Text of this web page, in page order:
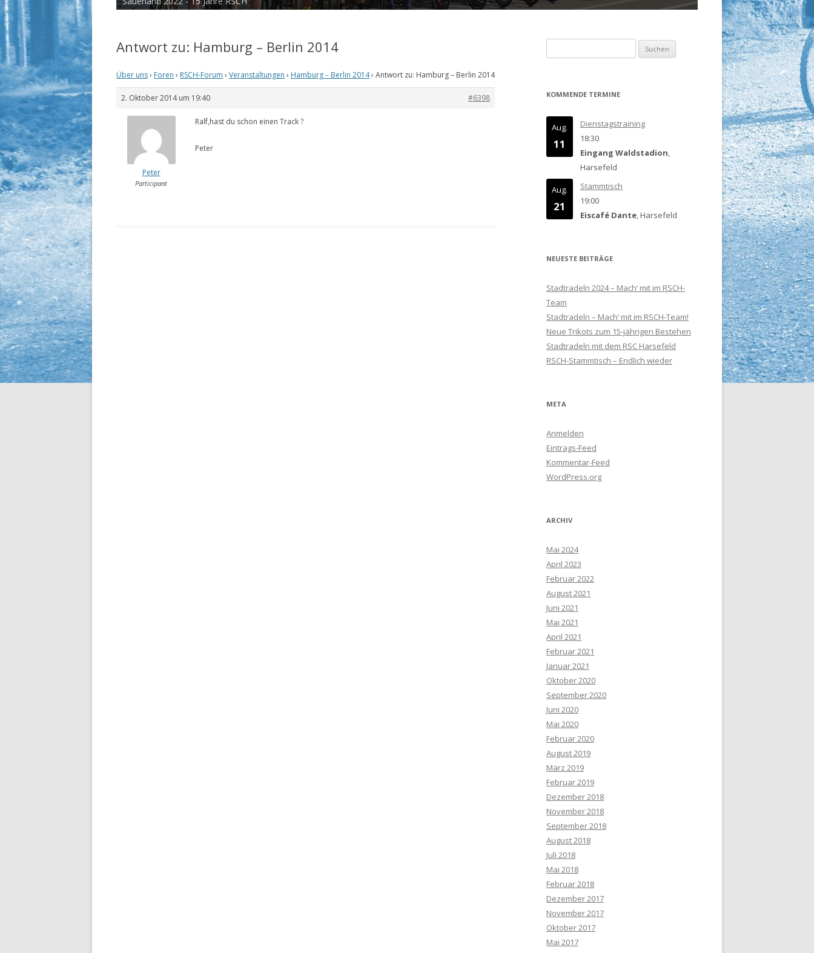
Antwort zu: Hamburg – Berlin 2014
Über uns› Foren › RSCH-Forum › Veranstaltungen › Hamburg – Berlin 2014› Antwort zu: Hamburg – Berlin 2014
2. Oktober 2014 um 19:40 #6398
Peter
Participant
Ralf,hast du schon einen Track ?
Peter
nach:
KOMMENDE TERMINE
Aug.
11
Dienstagstraining
18:30
Eingang Waldstadion,
Harsefeld
Aug.
21
Stammtisch
19:00
Eiscafé Dante, Harsefeld
NEUESTE BEITRÄGE
Stadtradeln 2024 – Mach‘ mit im RSCH-
Team
Stadtradeln – Mach‘ mit im RSCH-Team!
Neue Trikots zum 15-jährigen Bestehen
Stadtradeln mit dem RSC Harsefeld
RSCH-Stammtisch – Endlich wieder
META
Anmelden
Eintrags-Feed
Kommentar-Feed
WordPress.org
ARCHIV
Mai 2024
April 2023
Februar 2022
August 2021
Juni 2021
Mai 2021
April 2021
Februar 2021
Januar 2021
Oktober 2020
September 2020
Juni 2020
Mai 2020
Februar 2020
August 2019
März 2019
Februar 2019
Dezember 2018
November 2018
September 2018
August 2018
Juli 2018
Mai 2018
Februar 2018
Dezember 2017
November 2017
Oktober 2017
Mai 2017